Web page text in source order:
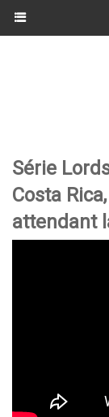
Série
Costa
attendant